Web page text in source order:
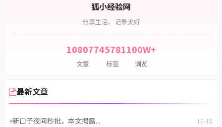
狐小经验网
分享生活，记录美好
108077
文章
45781
标签
100W+
浏览
最新文章
新口子夜间秒批，本文揭露... 10-18